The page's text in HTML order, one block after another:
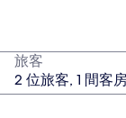
旅客